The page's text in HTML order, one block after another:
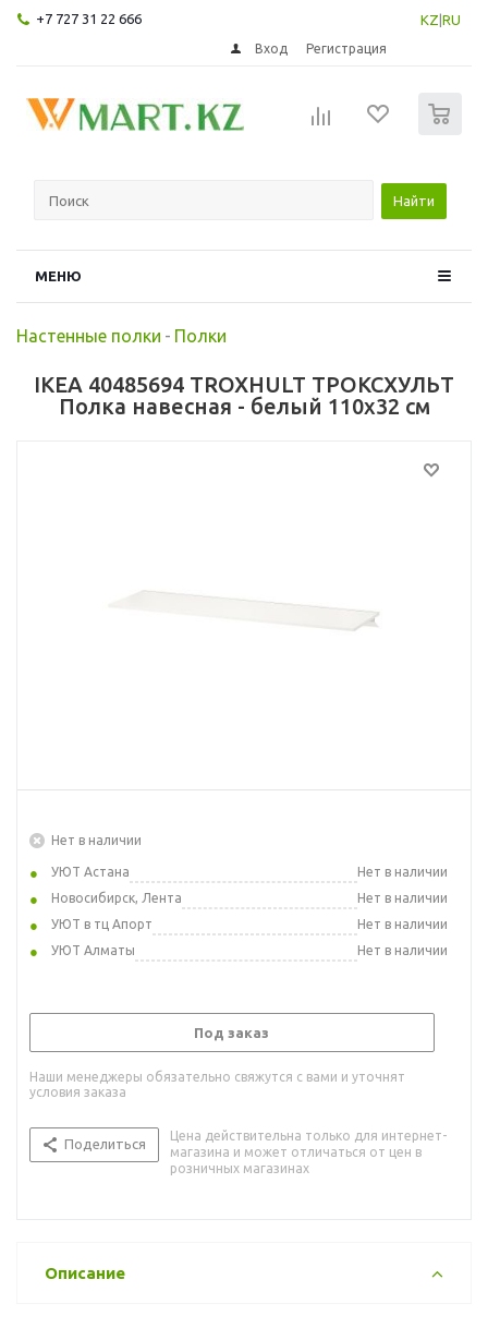
+7 727 31 22 666 KZ RU
Вход Регистрация
Найти
МЕНЮ
Настенные полки - Полки
IKEA 40485694 TROXHULT ТРОКСХУЛЬТ
Полка навесная - белый 110x32 см
Нет в наличии
УЮТ Астана
Нет в наличии
Новосибирск, Лента
Нет в наличии
УЮТ в тц Апорт
Нет в наличии
УЮТ Алматы
Нет в наличии
Под заказ
Наши менеджеры обязательно свяжутся с вами и уточнят
условия заказа
Поделиться
Цена действительна только для интернет-
магазина и может отличаться от цен в
розничных магазинах
Описание